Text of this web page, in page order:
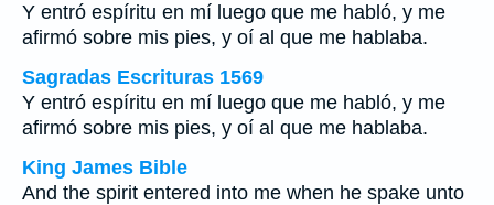
Y entró espíritu en mí luego que me habló, y me
afirmó sobre mis pies, y oí al que me hablaba.
Sagradas Escrituras 1569
Y entró espíritu en mí luego que me habló, y me
afirmó sobre mis pies, y oí al que me hablaba.
King James Bible
And the spirit entered into me when he spake unto